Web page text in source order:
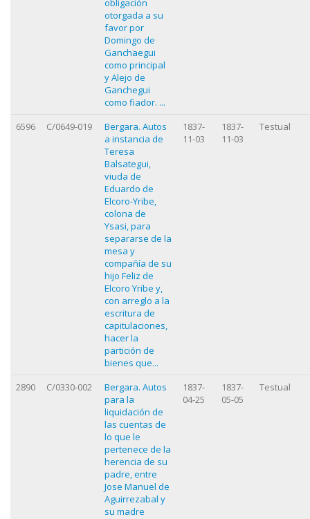
obligación
otorgada a su
favor por
Domingo de
Ganchaegui
como principal
y Alejo de
Ganchegui
como fiador. ...
6596
C/0649-019
Bergara. Autos
a instancia de
Teresa
Balsategui,
viuda de
Eduardo de
Elcoro-Yribe,
colona de
Ysasi, para
separarse de la
mesa y
compañía de su
hijo Feliz de
Elcoro Yribe y,
con arreglo a la
escritura de
capitulaciones,
hacer la
partición de
bienes que...
1837-
11-03
1837-
11-03
Testual
2890 C/0330-002
Bergara. Autos
para la
liquidación de
las cuentas de
lo que le
pertenece de la
herencia de su
padre, entre
Jose Manuel de
Aguirrezabal y
su madre
1837-
04-25
1837-
05-05
Testual